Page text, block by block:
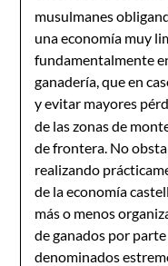
musulmanes
una economía muy
fundamentalmente
ganadería, que en
y evitar mayores
de las zonas de
de frontera. No
realizando
de la economía
más o menos
de ganados por
denominados